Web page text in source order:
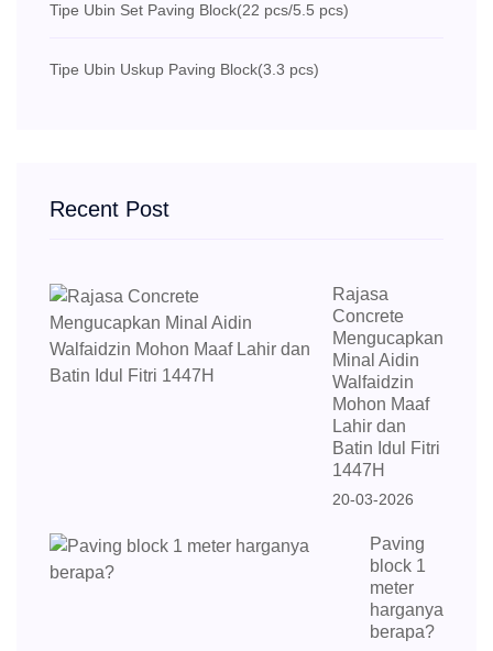
Tipe Ubin Set Paving Block(22 pcs/5.5 pcs)
Tipe Ubin Uskup Paving Block(3.3 pcs)
Recent Post
Rajasa
Concrete
Mengucapkan
Minal Aidin
Walfaidzin
Mohon Maaf
Lahir dan
Batin Idul Fitri
1447H
20-03-2026
Paving
block 1
meter
harganya
berapa?